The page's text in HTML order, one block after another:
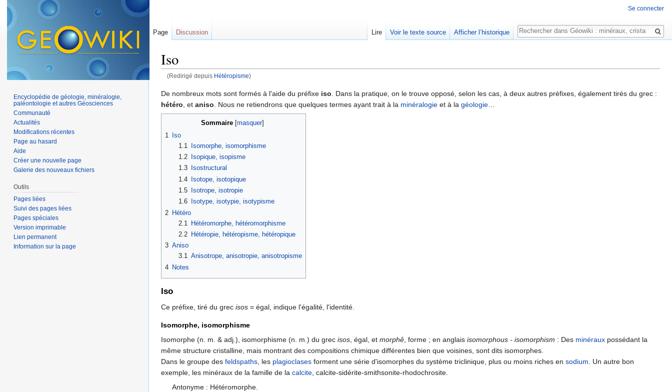
Iso
(Redirigé depuis Hétéropisme)
De nombreux mots sont formés à l'aide du préfixe iso . Dans la pratique, on le trouve opposé, selon les cas, à deux autres préfixes, également tirés du grec :
hétéro , et aniso . Nous ne retiendrons que quelques termes ayant trait à la minéralogie et à la géologie
Sommaire [masquer]
1
Iso
1.1
Isomorphe, isomorphisme
1.2
Isopique, isopisme
1.3
Isostructural
1.4 Isotope, isotopique
1.5
Isotrope, isotropie
1.6
Isotype, isotypie, isotypisme
2 Hétéro
2.1
Hétéromorphe, hétéromorphisme
2.2
Hétéropie, hétéropisme, hétéropique
3 Aniso
3.1 Anisotrope, anisotropie, anisotropisme
4 Notes
Iso
Ce préfixe, tiré du grec isos = égal, indique l'égalité, l'identité.
Isomorphe, isomorphisme
Isomorphe (n. m. & adj.), isomorphisme (n. m.) du grec isos , égal, et morphê , forme ; en anglais isomorphous - isomorphism : Des minéraux possédant la
même structure cristalline, mais montrant des compositions chimique différentes bien que voisines, sont dits isomorphes.
Dans le groupe des feldspaths , les plagioclases forment une série d'isomorphes du système triclinique, plus ou moins riches en sodium . Un autre bon
exemple, les minéraux de la famille de la calcite , calcite-sidérite-smithsonite-rhodochrosite.
Antonyme : Hétéromorphe.
Se connecter
Page Discussion Lire Voir le texte source Afficher l’historique
Rechercher
Encyclopédie de géologie, minéralogie,
paléontologie et autres Géosciences
Communauté
Actualités
Modifications récentes
Page au hasard
Aide
Créer une nouvelle page
Galerie des nouveaux fichiers
Outils
Pages liées
Suivi des pages liées
Pages spéciales
Version imprimable
Lien permanent
Information sur la page